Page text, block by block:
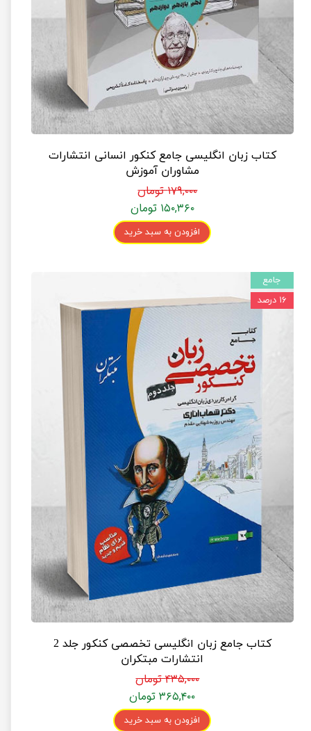
کتاب زبان انگلیسی جامع کنکور انسانی انتشارات
مشاوران آموزش
۱۷۹,۰۰۰ تومان
۱۵۰,۳۶۰ تومان
افزودن به سبد خرید
کتاب جامع زبان انگلیسی تخصصی کنکور جلد 2
انتشارات مبتکران
۴۳۵,۰۰۰ تومان
۳۶۵,۴۰۰ تومان
افزودن به سبد خرید
جامع
۱۶ درصد